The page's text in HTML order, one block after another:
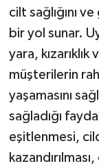
cilt sağlığını
bir yol sunar.
yara,
müşterilerin
yaşamasını
sağladığı
eşitlenmesi,